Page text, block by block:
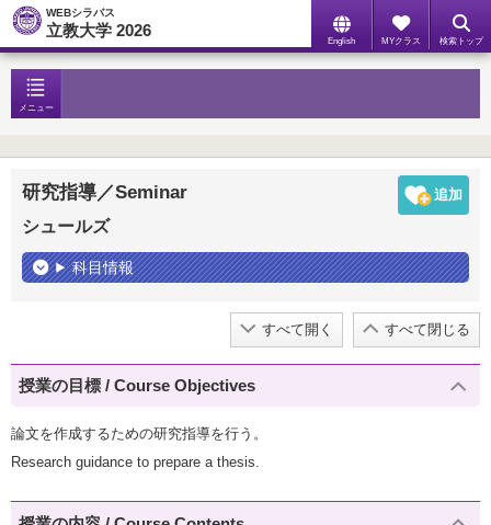
WEBシラバス
立教大学 2026
English MYクラス 検索トップ
メニュー
研究指導／Seminar
シュールズ
科目情報
すべて開く すべて閉じる
授業の目標 / Course Objectives
論文を作成するための研究指導を行う。
Research guidance to prepare a thesis.